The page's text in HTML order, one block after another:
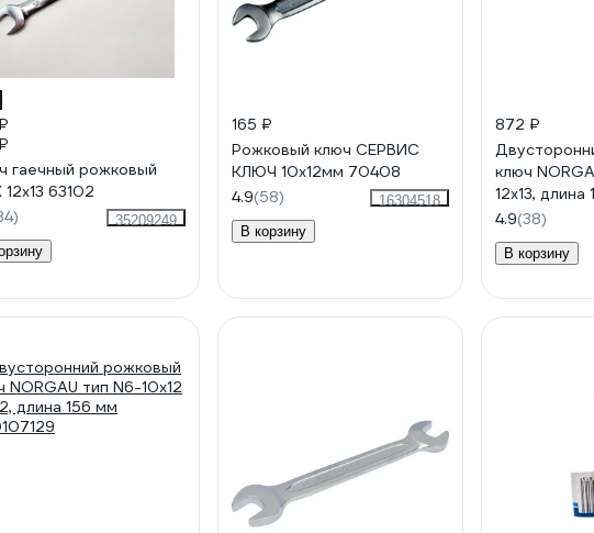
гаечный рожковый
12x13 63102
35209249
165 ₽
Рожковый ключ СЕРВИС
КЛЮЧ 10х12мм 70408
4.9(58)
16304518
В корзину
872 ₽
ключ
12х13, длина
060107145
4.9(38)
В корзину